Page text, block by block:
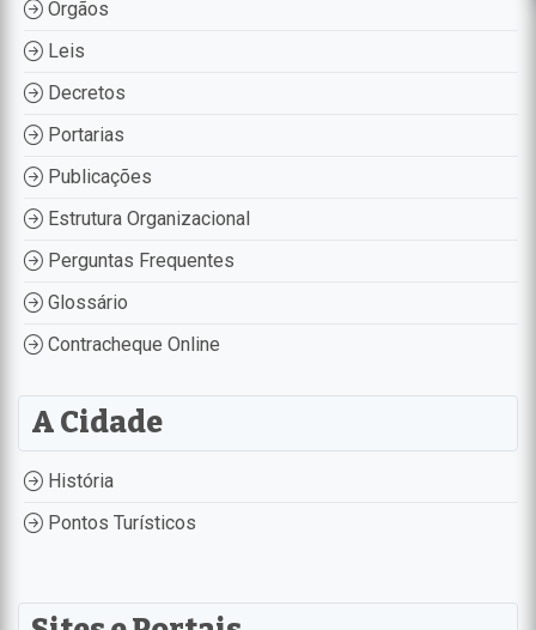
Órgãos
Leis
Decretos
Portarias
Publicações
Estrutura Organizacional
Perguntas Frequentes
Glossário
Contracheque Online
A Cidade
História
Pontos Turísticos